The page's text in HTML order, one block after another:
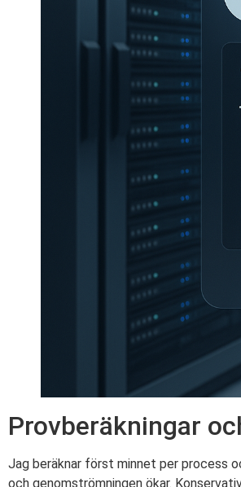
Provberäkningar
Jag beräknar först minnet per process
och genomströmningen ökar.